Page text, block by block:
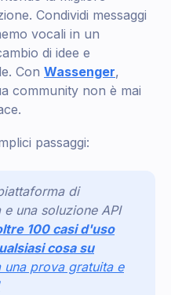
Condividi messaggi
vocali in un
di idee e
Con Wassenger,
community non è mai
passaggi:
di
una soluzione API
100 casi d'uso
cosa su
una prova gratuita e